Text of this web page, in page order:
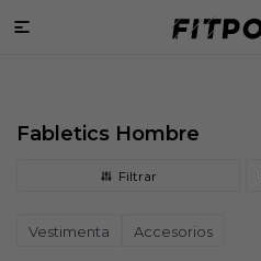

Fabletics Hombre
Vestimenta Accesorios